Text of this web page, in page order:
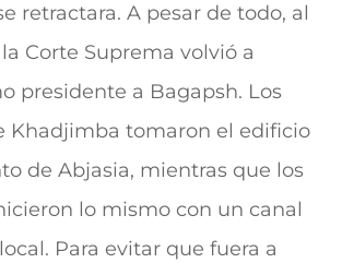
retractara. A pesar de todo, al
Corte Suprema volvió a
presidente a Bagapsh. Los
Khadjimba tomaron el edificio
de Abjasia, mientras que los
lo mismo con un canal
Para evitar que fuera a